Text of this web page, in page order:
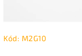
Kód: M2G10